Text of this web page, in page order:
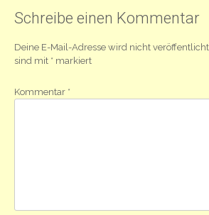
Schreibe einen Kommentar
Deine E-Mail-Adresse wird nicht veröffentlicht.
sind mit * markiert
Kommentar *